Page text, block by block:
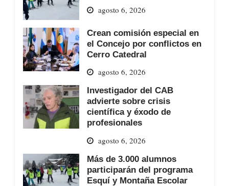
agosto 6, 2026
Crean comisión especial en
el Concejo por conflictos en
Cerro Catedral
agosto 6, 2026
Investigador del CAB
advierte sobre crisis
científica y éxodo de
profesionales
agosto 6, 2026
Más de 3.000 alumnos
participarán del programa
Esquí y Montaña Escolar